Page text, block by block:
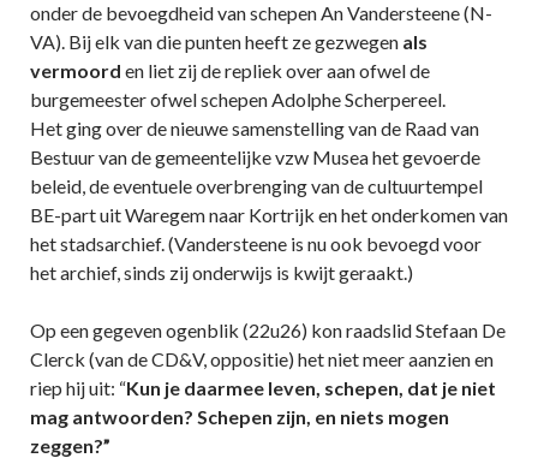
onder de bevoegdheid van schepen An Vandersteene (N-
VA). Bij elk van die punten heeft ze gezwegen als
vermoord en liet zij de repliek over aan ofwel de
burgemeester ofwel schepen Adolphe Scherpereel.
Het ging over de nieuwe samenstelling van de Raad van
Bestuur van de gemeentelijke vzw Musea het gevoerde
beleid, de eventuele overbrenging van de cultuurtempel
BE-part uit Waregem naar Kortrijk en het onderkomen van
het stadsarchief. (Vandersteene is nu ook bevoegd voor
het archief, sinds zij onderwijs is kwijt geraakt.)
Op een gegeven ogenblik (22u26) kon raadslid Stefaan De
Clerck (van de CD&V, oppositie) het niet meer aanzien en
riep hij uit: “Kun je daarmee leven, schepen, dat je niet
mag antwoorden? Schepen zijn, en niets mogen
zeggen?”